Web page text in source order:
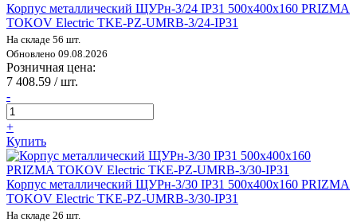
Корпус металлический ЩУРн-3/24 IP31 500х400х160 PRIZMA
TOKOV Electric TKE-PZ-UMRB-3/24-IP31
На складе 56 шт.
Обновлено 09.08.2026
Розничная цена:
7 408.59 / шт.
-
+
Купить
Корпус металлический ЩУРн-3/30 IP31 500х400х160 PRIZMA
TOKOV Electric TKE-PZ-UMRB-3/30-IP31
На складе 26 шт.